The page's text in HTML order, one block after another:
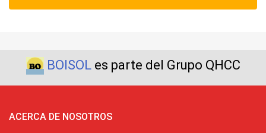
BOISOLes parte del Grupo QHCC
ACERCA DE NOSOTROS